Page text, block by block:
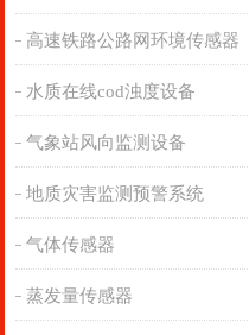
高速铁路公路网环境传感器
水质在线cod浊度设备
气象站风向监测设备
地质灾害监测预警系统
气体传感器
蒸发量传感器